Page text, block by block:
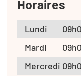
Horaires
Lundi
Mardi
Mercredi